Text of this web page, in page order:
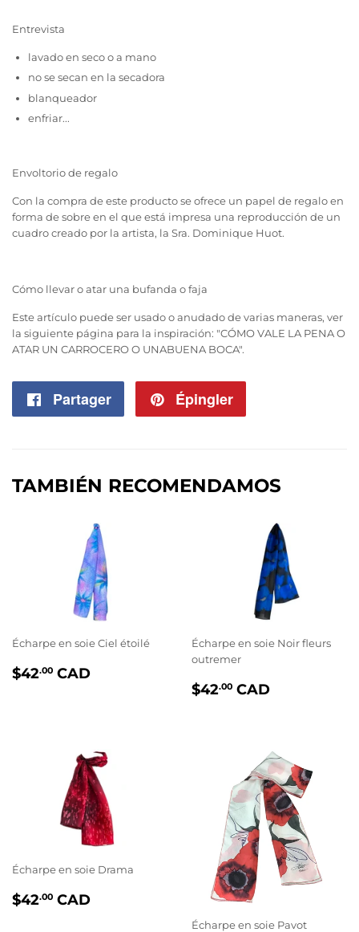
Entrevista
lavado en seco o a mano
no se secan en la secadora
blanqueador
enfriar...
Envoltorio de regalo
Con la compra de este producto se ofrece un papel de regalo en
forma de sobre en el que está impresa una reproducción de un
cuadro creado por la artista, la Sra. Dominique Huot.
Cómo llevar o atar una bufanda o faja
Este artículo puede ser usado o anudado de varias maneras, ver
la siguiente página para la inspiración: "CÓMO VALE LA PENA O
ATAR UN CARROCERO O UNABUENA BOCA".
Partager
PartagerÉpingler
TAMBIÉN RECOMENDAMOS
Écharpe en soie Ciel étoilé
PRIX
$42.00 CAD
Écharpe en soie Noir fleurs
outremer
PRIX
$42.00 CAD
Écharpe en soie Drama
PRIX
$42.00 CAD
Écharpe en soie Pavot